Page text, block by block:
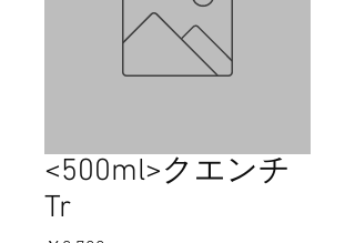
<500ml>クエンチ
Tr